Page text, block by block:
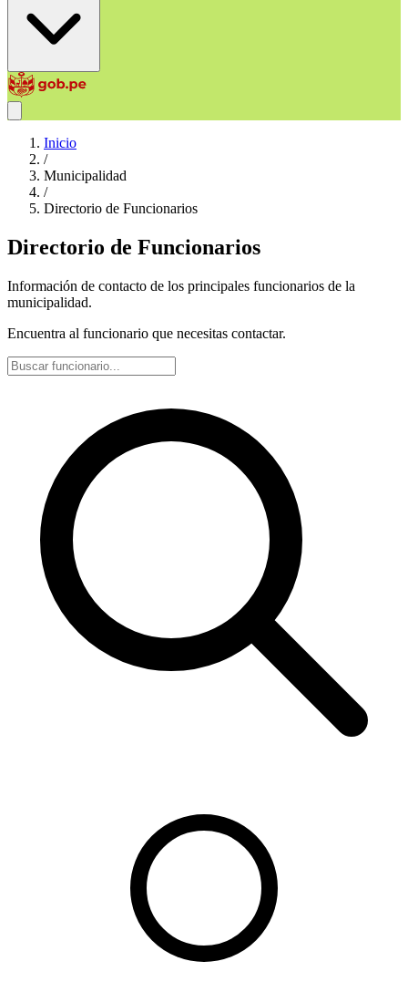
Inicio
/
Municipalidad
/
Directorio de Funcionarios
Directorio de Funcionarios
Información de contacto de los principales funcionarios de la
municipalidad.
Encuentra al funcionario que necesitas contactar.